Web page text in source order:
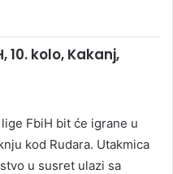
10. kolo, Kakanj,
FbiH bit će igrane u
kod Rudara. Utakmica
u susret ulazi sa